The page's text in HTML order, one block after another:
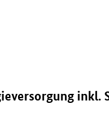
inkl.